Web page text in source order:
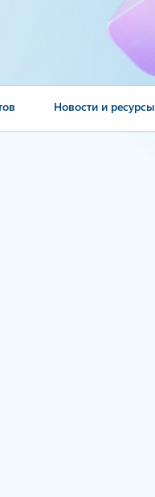
Новости и ресурсы